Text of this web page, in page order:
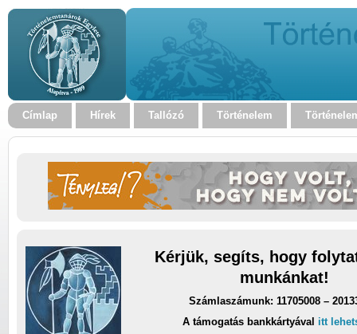
Címlap Hírek Tallózó Történelem
Kérjük, segíts, hogy
munkánkat!
Számlaszámunk: 11705008 –
A támogatás bankkártyával itt